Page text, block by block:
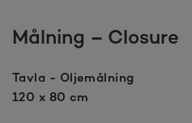
Målning – Closure
Tavla - Oljemålning
120 x 80 cm